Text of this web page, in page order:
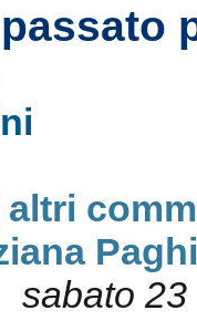
altri
sabato